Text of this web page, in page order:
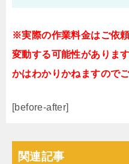
※実際の作業料金はご依
変動する可能性がありま
かはわかりかねますので
[before-after]
関連記事